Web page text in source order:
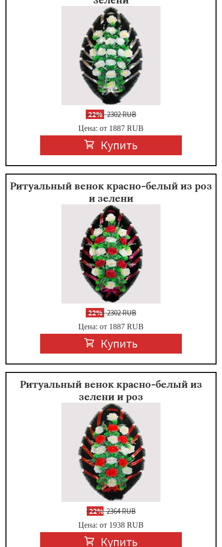
-22%2302 RUB
Цена: от 1887 RUB
Купить
Ритуальный венок красно-белый из роз
и зелени
-22%2302 RUB
Цена: от 1887 RUB
Купить
Ритуальный венок красно-белый из
зелени и роз
-22%2364 RUB
Цена: от 1938 RUB
Купить